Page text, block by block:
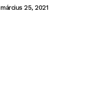
március 25, 2021